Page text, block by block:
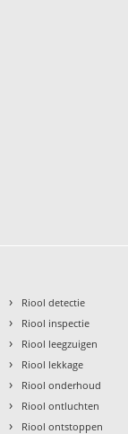
› Riool detectie
› Riool inspectie
› Riool leegzuigen
› Riool lekkage
› Riool onderhoud
› Riool ontluchten
› Riool ontstoppen